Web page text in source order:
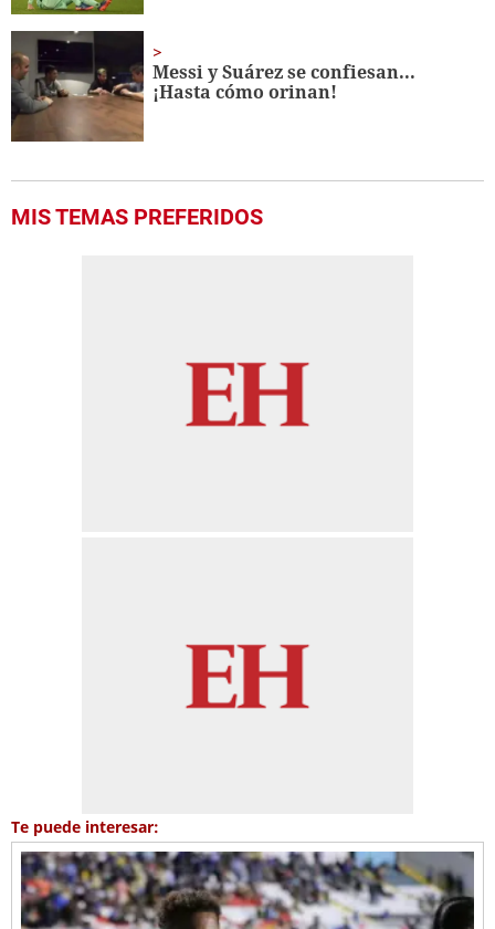
Messi y Suárez se confiesan...
¡Hasta cómo orinan!
MIS TEMAS PREFERIDOS
Te puede interesar: